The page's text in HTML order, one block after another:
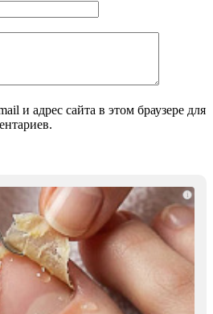
и адрес сайта в этом браузере для
i